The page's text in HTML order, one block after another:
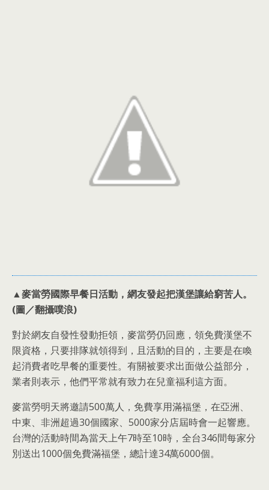
▲麥當勞國際早餐日活動，網友發起把漢堡讓給窮苦人。
(圖／翻攝噗浪)
對於網友自發性發動拒領，麥當勞仍回應，領免費漢堡不
限資格，只要排隊就領得到，且活動的目的，主要是在喚
起消費者吃早餐的重要性。有關被要求出面做公益部分，
業者則表示，他們平常就有致力在兒童福利這方面。
麥當勞明天將邀請500萬人，免費享用滿福堡，在亞洲、
中東、非洲超過30個國家、5000家分店屆時會一起響應。
台灣的活動時間為當天上午7時至10時，全台346間每家分
別送出1000個免費滿福堡，總計達34萬6000個。